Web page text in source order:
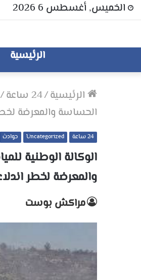
الخميس, أغسطس 6 2026
الرئيسية
الرئيسية/24 ساعة /
الحساسة والمعرضة
24 ساعة Uncategorized حوادث
الوكالة الوطنية
والمعرضة لخطر
مراكش بوست